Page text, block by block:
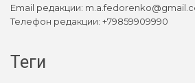
Email редакции:
Телефон редакции: +79859909990
Теги